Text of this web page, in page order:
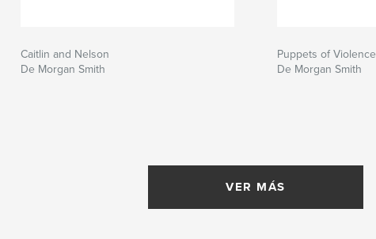
Caitlin and Nelson
De Morgan Smith
Puppets of Violence
De Morgan Smith
VER MÁS